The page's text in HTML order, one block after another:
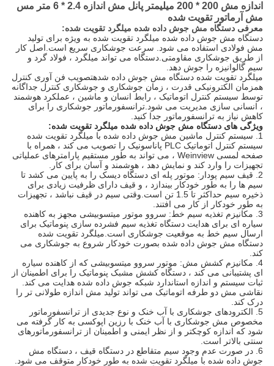
اندازه مش 200 * 200 میلیمتر پانل مش اندازه 2.4 * 6 متر مس
مش آرماتور تقویت شده
معرفی دستگاه مش جوش داده شده میلگرد تقویت شده:
دستگاه مش جوش داده شده میلگرد تقویت شده به ویژه برای تولید
مش فولادی استفاده می شود. سرعت جوشکاری سریع است.اصل کار
از طریق جوشکاری مقاومتی.دستگاه می تواند میلگرد ، فولاد گرد و
سیم گالوانیزه را جوش دهد.
میلگرد تقویت شده دستگاه مش جوش داده شدهتصویب فن آوری کنترل
همزمان الکترونیکی قدرت ، زمان جوشکاری و جوشکاری کنترل جداگانه
توسط سیستم کنترل اتوماتیک ، رابط انسان و ماشین ، عملکرد هوشمند
، انسانی سازی مدیریت می شود.ترانسفورماتور جوشکاری را برای
کاهش نیاز به ترانسفورماتور جدا کنید.
ویژگی های دستگاه مش جوش داده شده میلگرد تقویت شده:
1. سیستم کنترل ماشین مش جوش داده شده با میلگرد تقویت شده
سیستم کنترل اتوماتیک PLC پاناسونیک را تصویب می کند ، همراه با
صفحه لمسی Weinview ، می تواند به طور مستقیم پارامترهای عملیاتی
تجهیزات را وارد کند و نمایش دهد ، هوشمند و آسان برای کار.
2. قیف سیم پودار: موتور پله ای دستگاه دیسک را به پایین می کشد تا
سیم ها را به طور خودکار بیندازد ، و قیف دارای ظرفیت زیادی برای
ذخیره سیم حداکثر تا 1.5 تن است.وقتی سیم در قیف نباشد ، تجهیزات
به طور خودکار از کار می افتند.
3. مکانیزم تغذیه سیم خط: سروو موتور میتسوبیشی مجهز به کاهنده
سیاره ای برای هدایت دستگاه تغذیه سیم فشرده سازی پنوماتیک برای
ارسال سیم خط به موقعیت جوشکاری است.میلگرد تقویت شده
دستگاه مش جوش داده شده بصورت خودکار شروع به جوشکاری می
کند.
4. مکانیزم کشش مش: موتور سروو میتسوبیشی که از کاهنده سیاره
ای پشتیبانی می کند ، دستگاه کشش مشبک پنوماتیک را برای اطمینان از
ثبات سیستم و اندازه استاندارد شبکه جوش داده شده هدایت می کند.
نقاشی مش دو طرفه اتوماتیک می تواند تولید مش اندازه طولانی تر را
درک کند.
5. الکترودهای جوشکاری با آب خنک و نوع جدیدی از ترانسفورماتور
مخصوص مش جوشکاری با آب خنک با رزین اپوکسی به کار گرفته می
شود که اندازه کوچکتر و از نظر ایمنی و اطمینان از ترانسفورماتورهای
سنتی بالاتر است.
6. در صورت عدم وجود سیم متقاطع در دستگاه قیف ، دستگاه مش
جوش داده شده با میلگرد تقویت شده به طور خودکار متوقف می شود.